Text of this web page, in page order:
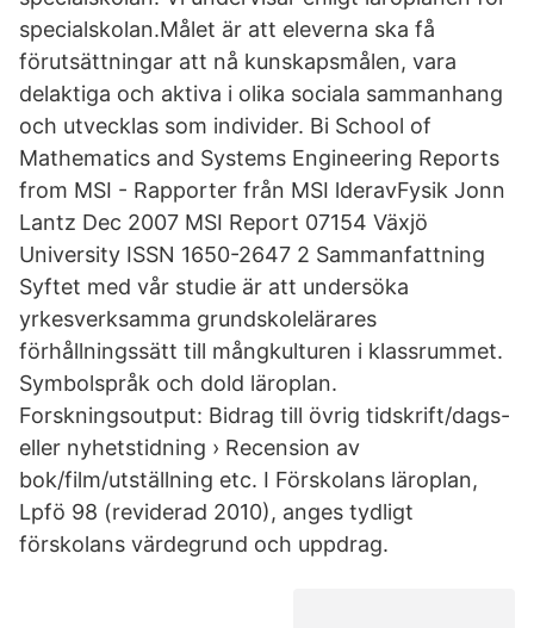
specialskolan.Målet är att eleverna ska få
förutsättningar att nå kunskapsmålen, vara
delaktiga och aktiva i olika sociala sammanhang
och utvecklas som individer. Bi School of
Mathematics and Systems Engineering Reports
from MSI - Rapporter från MSI lderavFysik Jonn
Lantz Dec 2007 MSI Report 07154 Växjö
University ISSN 1650-2647 2 Sammanfattning
Syftet med vår studie är att undersöka
yrkesverksamma grundskolelärares
förhållningssätt till mångkulturen i klassrummet.
Symbolspråk och dold läroplan.
Forskningsoutput: Bidrag till övrig tidskrift/dags-
eller nyhetstidning › Recension av
bok/film/utställning etc. I Förskolans läroplan,
Lpfö 98 (reviderad 2010), anges tydligt
förskolans värdegrund och uppdrag.